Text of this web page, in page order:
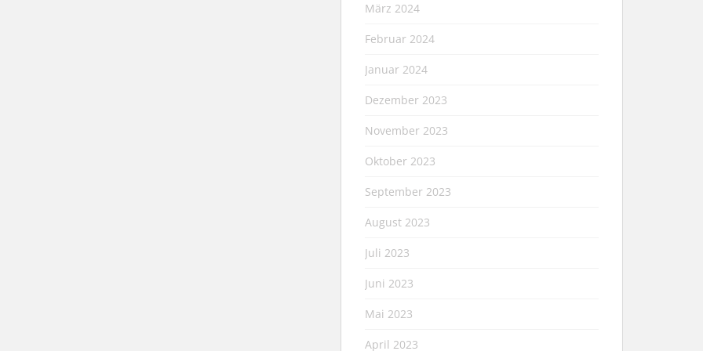
März 2024
Februar 2024
Januar 2024
Dezember 2023
November 2023
Oktober 2023
September 2023
August 2023
Juli 2023
Juni 2023
Mai 2023
April 2023